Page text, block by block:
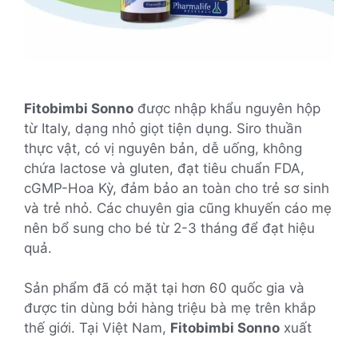
Fitobimbi Sonno được nhập khẩu nguyên hộp
từ Italy, dạng nhỏ giọt tiện dụng. Siro thuần
thực vật, có vị nguyên bản, dễ uống, không
chứa lactose và gluten, đạt tiêu chuẩn FDA,
cGMP-Hoa Kỳ, đảm bảo an toàn cho trẻ sơ sinh
và trẻ nhỏ. Các chuyên gia cũng khuyến cáo mẹ
nên bổ sung cho bé từ 2-3 tháng để đạt hiệu
quả.
Sản phẩm đã có mặt tại hơn 60 quốc gia và
được tin dùng bởi hàng triệu bà mẹ trên khắp
thế giới. Tại Việt Nam, Fitobimbi Sonno xuất